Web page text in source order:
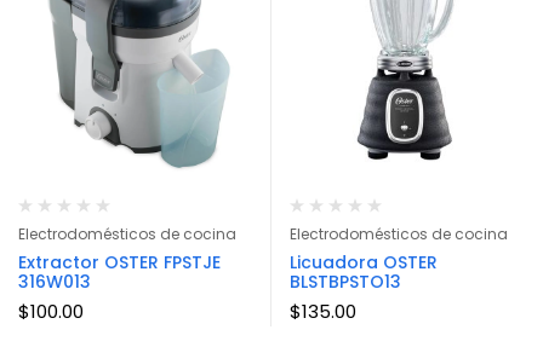
Electrodomésticos de cocina
Extractor OSTER FPSTJE
316W013
$100.00
Electrodomésticos de cocina
Licuadora OSTER
BLSTBPSTO13
$135.00